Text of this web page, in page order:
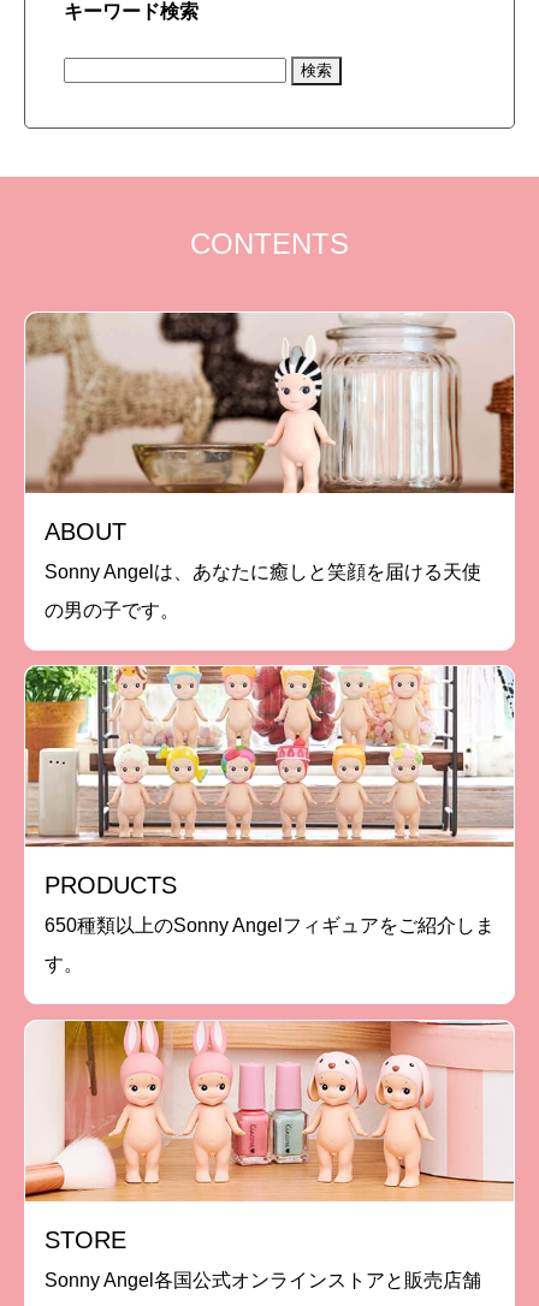
キーワード検索
CONTENTS
ABOUT
Sonny Angelは、あなたに癒しと笑顔を届ける天使
の男の子です。
PRODUCTS
650種類以上のSonny Angelフィギュアをご紹介しま
す。
STORE
Sonny Angel各国公式オンラインストアと販売店舗